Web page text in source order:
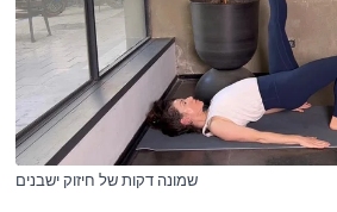
שמונה דקות של חיזוק ישבנים